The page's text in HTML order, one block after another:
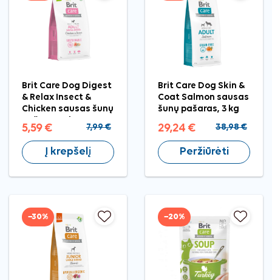
Brit Care Dog Digest
& Relax Insect &
Chicken sausas šunų
5,59 € 7,99 €
Į krepšelį
Brit Care Dog Skin &
Coat Salmon sausas
šunų pašaras, 3 kg
29,24 € 38,98 €
Peržiūrėti
−30% −20%